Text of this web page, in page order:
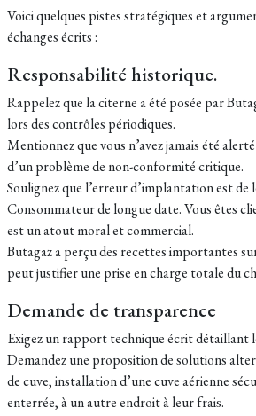
Voici quelques pistes stratégiques et
échanges écrits :
Responsabilité historique.
Rappelez que la citerne a été posée par
lors des contrôles périodiques.
Mentionnez que vous n’avez jamais été
d’un problème de non-conformité critique.
Soulignez que l’erreur d’implantation est
Consommateur de longue date. Vous êtes
est un atout moral et commercial.
Butagaz a perçu des recettes importantes
peut justifier une prise en charge totale du
Demande de transparence
Exigez un rapport technique écrit détaillant
Demandez une proposition de solutions
de cuve, installation d’une cuve aérienne
enterrée, à un autre endroit à leur frais.